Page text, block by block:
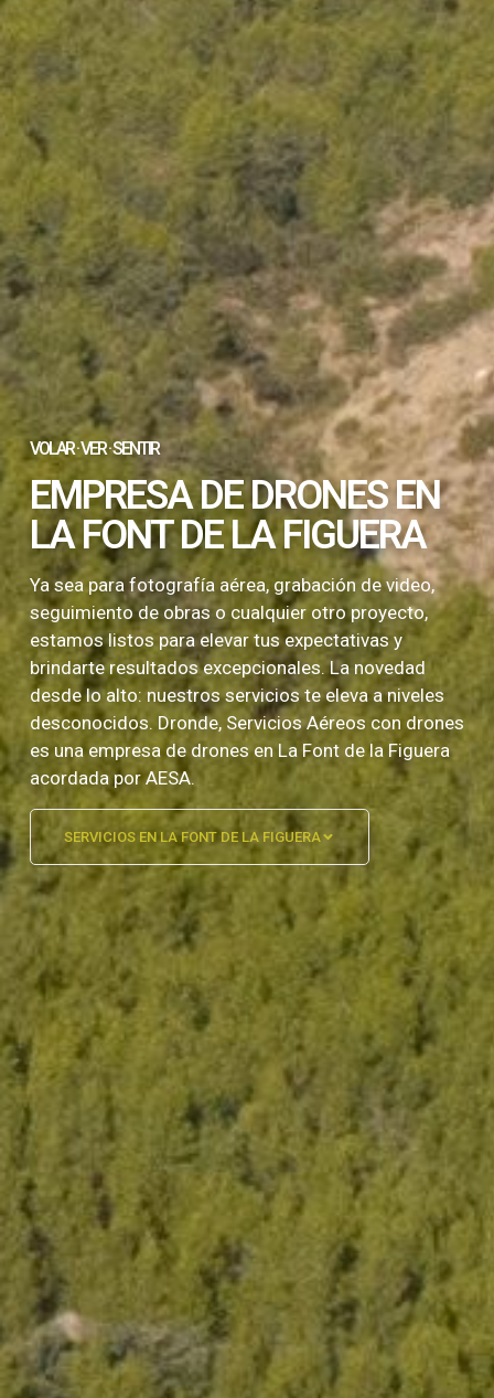
VOLAR · VER · SENTIR
EMPRESA DE DRONES EN
LA FONT DE LA FIGUERA
Ya sea para fotografía aérea, grabación de video,
seguimiento de obras o cualquier otro proyecto,
estamos listos para elevar tus expectativas y
brindarte resultados excepcionales. La novedad
desde lo alto: nuestros servicios te eleva a niveles
desconocidos. Dronde, Servicios Aéreos con drones
es una empresa de drones en La Font de la Figuera
acordada por AESA.
SERVICIOS EN LA FONT DE LA FIGUERA